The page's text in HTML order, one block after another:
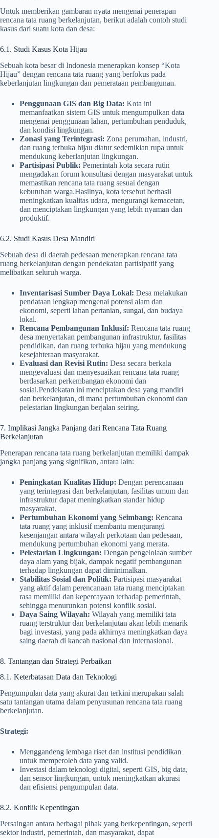
Untuk memberikan gambaran nyata mengenai penerapan
rencana tata ruang berkelanjutan, berikut adalah contoh studi
kasus dari suatu kota dan desa:
6.1. Studi Kasus Kota Hijau
Sebuah kota besar di Indonesia menerapkan konsep “Kota
Hijau” dengan rencana tata ruang yang berfokus pada
keberlanjutan lingkungan dan pemerataan pembangunan.
Penggunaan GIS dan Big Data: Kota ini
memanfaatkan sistem GIS untuk mengumpulkan data
mengenai penggunaan lahan, pertumbuhan penduduk,
dan kondisi lingkungan.
Zonasi yang Terintegrasi: Zona perumahan, industri,
dan ruang terbuka hijau diatur sedemikian rupa untuk
mendukung keberlanjutan lingkungan.
Partisipasi Publik: Pemerintah kota secara rutin
mengadakan forum konsultasi dengan masyarakat untuk
memastikan rencana tata ruang sesuai dengan
kebutuhan warga.Hasilnya, kota tersebut berhasil
meningkatkan kualitas udara, mengurangi kemacetan,
dan menciptakan lingkungan yang lebih nyaman dan
produktif.
6.2. Studi Kasus Desa Mandiri
Sebuah desa di daerah pedesaan menerapkan rencana tata
ruang berkelanjutan dengan pendekatan partisipatif yang
melibatkan seluruh warga.
Inventarisasi Sumber Daya Lokal: Desa melakukan
pendataan lengkap mengenai potensi alam dan
ekonomi, seperti lahan pertanian, sungai, dan budaya
lokal.
Rencana Pembangunan Inklusif: Rencana tata ruang
desa menyertakan pembangunan infrastruktur, fasilitas
pendidikan, dan ruang terbuka hijau yang mendukung
kesejahteraan masyarakat.
Evaluasi dan Revisi Rutin: Desa secara berkala
mengevaluasi dan menyesuaikan rencana tata ruang
berdasarkan perkembangan ekonomi dan
sosial.Pendekatan ini menciptakan desa yang mandiri
dan berkelanjutan, di mana pertumbuhan ekonomi dan
pelestarian lingkungan berjalan seiring.
7. Implikasi Jangka Panjang dari Rencana Tata Ruang
Berkelanjutan
Penerapan rencana tata ruang berkelanjutan memiliki dampak
jangka panjang yang signifikan, antara lain:
Peningkatan Kualitas Hidup: Dengan perencanaan
yang terintegrasi dan berkelanjutan, fasilitas umum dan
infrastruktur dapat meningkatkan standar hidup
masyarakat.
Pertumbuhan Ekonomi yang Seimbang: Rencana
tata ruang yang inklusif membantu mengurangi
kesenjangan antara wilayah perkotaan dan pedesaan,
mendukung pertumbuhan ekonomi yang merata.
Pelestarian Lingkungan: Dengan pengelolaan sumber
daya alam yang bijak, dampak negatif pembangunan
terhadap lingkungan dapat diminimalkan.
Stabilitas Sosial dan Politik: Partisipasi masyarakat
yang aktif dalam perencanaan tata ruang menciptakan
rasa memiliki dan kepercayaan terhadap pemerintah,
sehingga menurunkan potensi konflik sosial.
Daya Saing Wilayah: Wilayah yang memiliki tata
ruang terstruktur dan berkelanjutan akan lebih menarik
bagi investasi, yang pada akhirnya meningkatkan daya
saing daerah di kancah nasional dan internasional.
8. Tantangan dan Strategi Perbaikan
8.1. Keterbatasan Data dan Teknologi
Pengumpulan data yang akurat dan terkini merupakan salah
satu tantangan utama dalam penyusunan rencana tata ruang
berkelanjutan.
Strategi:
Menggandeng lembaga riset dan institusi pendidikan
untuk memperoleh data yang valid.
Investasi dalam teknologi digital, seperti GIS, big data,
dan sensor lingkungan, untuk meningkatkan akurasi
dan efisiensi pengumpulan data.
8.2. Konflik Kepentingan
Persaingan antara berbagai pihak yang berkepentingan, seperti
sektor industri, pemerintah, dan masyarakat, dapat